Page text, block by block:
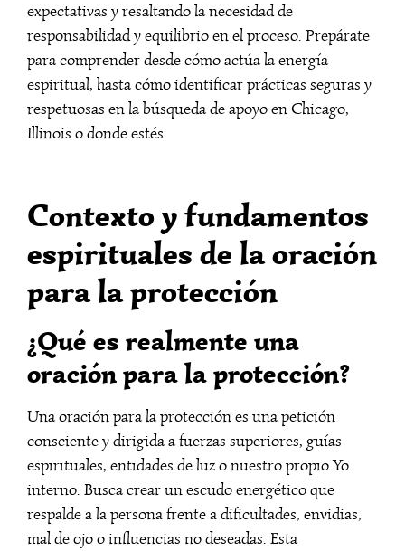
expectativas y resaltando la necesidad de
responsabilidad y equilibrio en el proceso. Prepárate
para comprender desde cómo actúa la energía
espiritual, hasta cómo identificar prácticas seguras y
respetuosas en la búsqueda de apoyo en Chicago,
Illinois o donde estés.
Contexto y fundamentos
espirituales de la oración
para la protección
¿Qué es realmente una
oración para la protección?
Una oración para la protección es una petición
consciente y dirigida a fuerzas superiores, guías
espirituales, entidades de luz o nuestro propio Yo
interno. Busca crear un escudo energético que
respalde a la persona frente a dificultades, envidias,
mal de ojo o influencias no deseadas. Esta